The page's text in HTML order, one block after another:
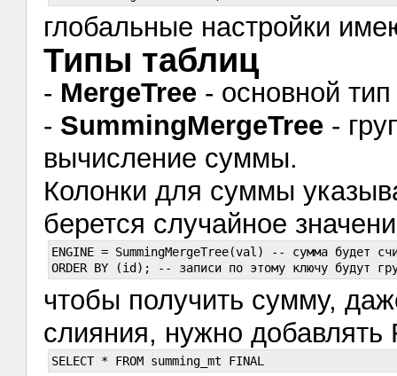
глобальные настройки
Типы таблиц
- MergeTree - основной
- SummingMergeTree -
вычисление суммы.
Колонки для суммы
берется случайное
ENGINE = SummingMergeTree(val) -- сумма будет
чтобы получить сумму,
слияния, нужно добавлять